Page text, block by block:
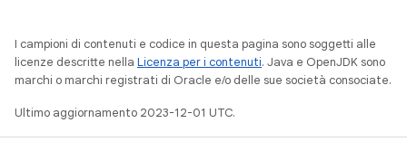
I campioni di contenuti e codice in questa pagina sono soggetti alle
licenze descritte nella Licenza per i contenuti. Java e OpenJDK sono
marchi o marchi registrati di Oracle e/o delle sue società consociate.
Ultimo aggiornamento 2023-12-01 UTC.